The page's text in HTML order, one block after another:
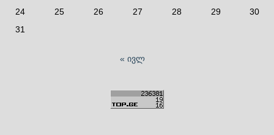
24
25 26 27 28 29
30
31
« ივლ